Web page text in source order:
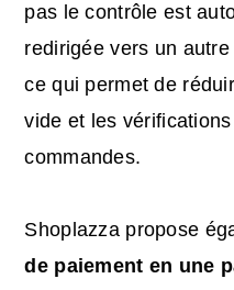
pas le contrôle est
redirigée vers un
ce qui permet de
vide et les
commandes.
Shoplazza propose
de paiement en une